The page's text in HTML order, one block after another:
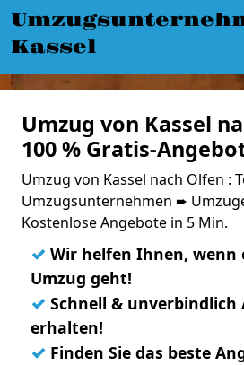
Kassel
Umzug von Kassel
100 % Gratis-
Umzug von Kassel nach Olfen :
Umzugsunternehmen ➨
Kostenlose Angebote in 5 Min.
✓ Wir helfen Ihnen, wenn
Umzug geht!
✓ Schnell & unverbindlich
erhalten!
✓ Finden Sie das beste